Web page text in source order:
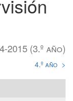
2015 (3.º año)
4.º año >